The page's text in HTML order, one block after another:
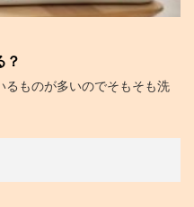
？
るものが多いのでそもそも洗